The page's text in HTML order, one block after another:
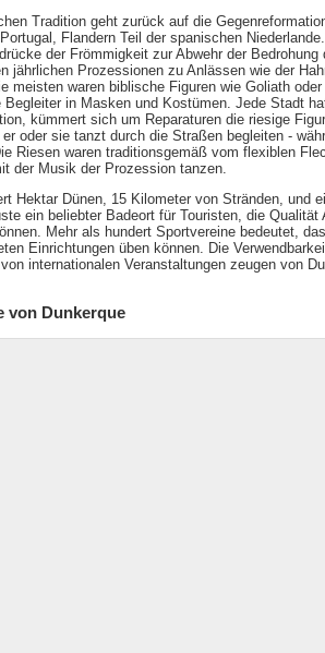
Tradition geht zurück auf die
Flandern Teil der spanischen
der Frömmigkeit zur Abwehr der
jährlichen Prozessionen zu Anlässen wie der
meisten waren biblische Figuren wie Goliath
Begleiter in Masken und Kostümen. Jede Stadt
kümmert sich um Reparaturen die riesige
oder sie tanzt durch die Straßen begleiten -
Riesen waren traditionsgemäß vom flexiblen
der Musik der Prozession tanzen.
Hektar Dünen, 15 Kilometer von Stränden, und
ein beliebter Badeort für Touristen, die
Mehr als hundert Sportvereine bedeutet,
Einrichtungen üben können. Die
internationalen Veranstaltungen zeugen von
von Dunkerque